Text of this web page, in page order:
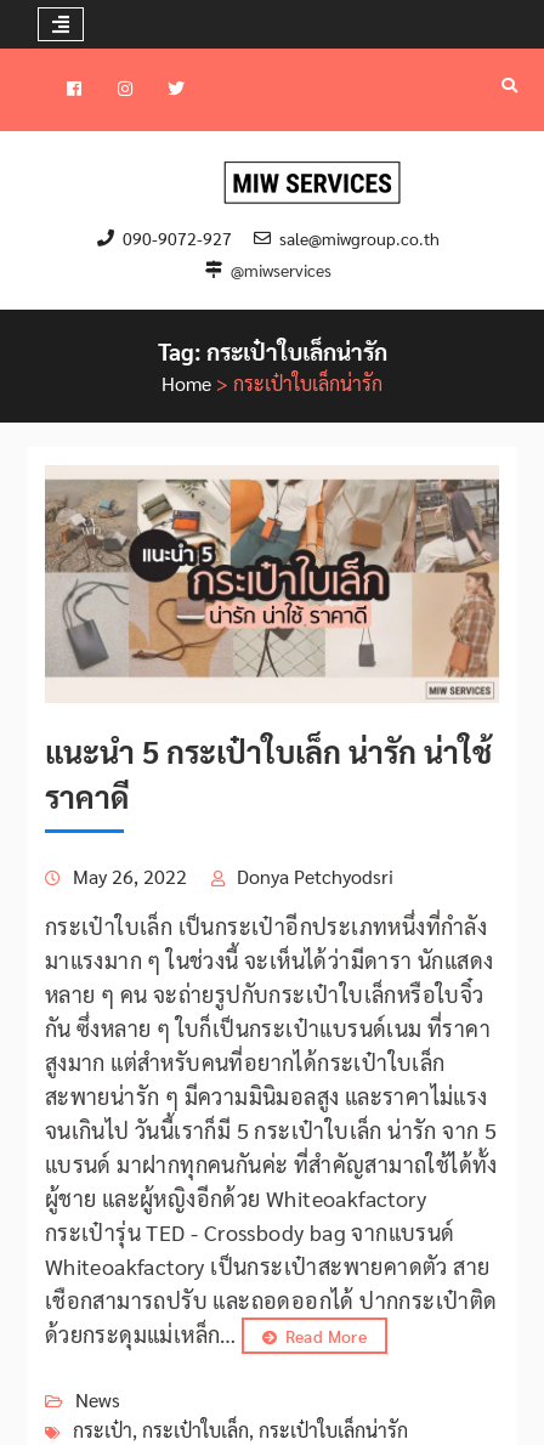
090-9072-927
sale@miwgroup.co.th
@miwservices
Tag: กระเป๋าใบเล็กน่ารัก
Home > กระเป๋าใบเล็กน่ารัก
แนะนำ 5 กระเป๋าใบเล็ก น่ารัก น่าใช้
ราคาดี
May 26, 2022 Donya Petchyodsri
กระเป๋าใบเล็ก เป็นกระเป๋าอีกประเภทหนึ่งที่กำลัง
มาแรงมาก ๆ ในช่วงนี้ จะเห็นได้ว่ามีดารา นักแสดง
หลาย ๆ คน จะถ่ายรูปกับกระเป๋าใบเล็กหรือใบจิ๋ว
กัน ซึ่งหลาย ๆ ใบก็เป็นกระเป๋าแบรนด์เนม ที่ราคา
สูงมาก แต่สำหรับคนที่อยากได้กระเป๋าใบเล็ก
สะพายน่ารัก ๆ มีความมินิมอลสูง และราคาไม่แรง
จนเกินไป วันนี้เราก็มี 5 กระเป๋าใบเล็ก น่ารัก จาก 5
แบรนด์ มาฝากทุกคนกันค่ะ ที่สำคัญสามาถใช้ได้ทั้ง
ผู้ชาย และผู้หญิงอีกด้วย Whiteoakfactory
กระเป๋ารุ่น TED​ -​ Crossbody​ bag จากแบรนด์
Whiteoakfactory เป็นกระเป๋าสะพายคาดตัว​ สาย
เชือกสามารถปรับ และถอดออกได้ ปากกระเป๋าติด
ด้วยกระดุมแม่เหล็ก​…
Read More
News
กระเป๋า, กระเป๋าใบเล็ก, กระเป๋าใบเล็กน่ารัก